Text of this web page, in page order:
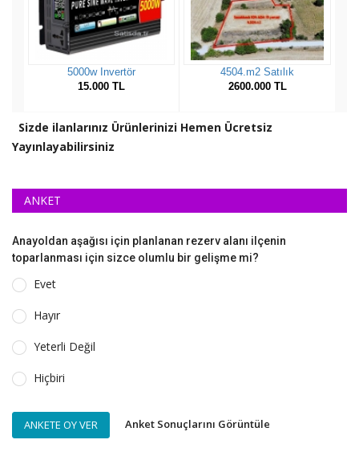
Sizde ilanlarınız Ürünlerinizi Hemen Ücretsiz
Yayınlayabilirsiniz
ANKET
Anayoldan aşağısı için planlanan rezerv alanı ilçenin
toparlanması için sizce olumlu bir gelişme mi?
Evet
Hayır
Yeterli Değil
Hiçbiri
ANKETE OY VER Anket Sonuçlarını Görüntüle